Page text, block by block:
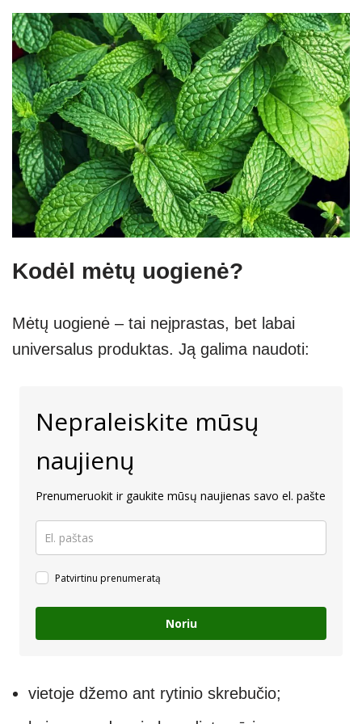
Kodėl mėtų uogienė?
Mėtų uogienė – tai neįprastas, bet labai
universalus produktas. Ją galima naudoti:
Nepraleiskite mūsų
naujienų
Prenumeruokit ir gaukite mūsų naujienas savo el. pašte
Patvirtinu prenumeratą
Noriu
vietoje džemo ant rytinio skrebučio;